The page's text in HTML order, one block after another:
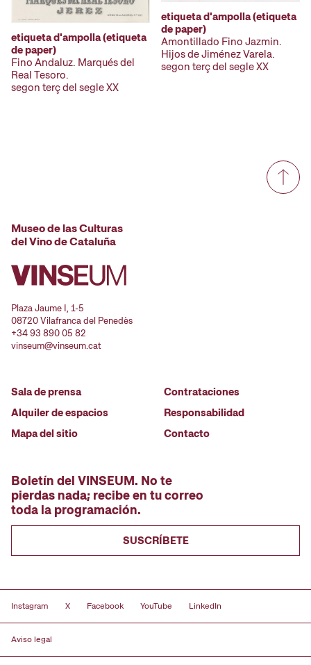
etiqueta d'ampolla (etiqueta
de paper)
Fino Andaluz. Marqués del
Real Tesoro.
segon terç del segle XX
etiqueta d'ampolla (etiqueta
de paper)
Amontillado Fino Jazmin.
Hijos de Jiménez Varela.
segon terç del segle XX
Museo de las Culturas
del Vino de Cataluña
Plaza Jaume I, 1-5
08720 Vilafranca del Penedès
+34 93 890 05 82
vinseum@vinseum.cat
Sala de prensa
Alquiler de espacios
Mapa del sitio
Contrataciones
Responsabilidad
Contacto
Boletín del VINSEUM. No te
pierdas nada; recibe en tu correo
toda la programación.
SUSCRÍBETE
Instagram X Facebook YouTube LinkedIn
Aviso legal